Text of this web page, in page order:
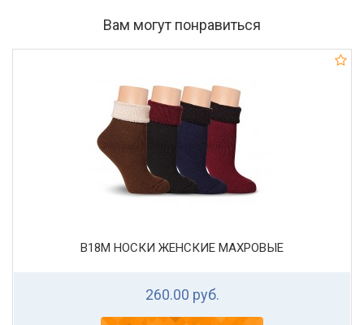
Вам могут понравиться
В18М НОСКИ ЖЕНСКИЕ МАХРОВЫЕ
260.00 руб.